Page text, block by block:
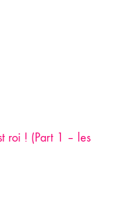
roi ! (Part 1 – les